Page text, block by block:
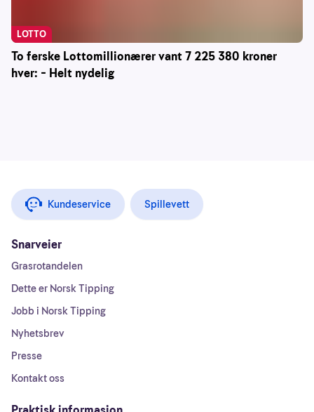
To ferske Lottomillionærer vant 7 225 380 kroner
hver: – Helt nydelig
LOTTO
Kundeservice Spillevett
Snarveier
Grasrotandelen
Dette er Norsk Tipping
Jobb i Norsk Tipping
Nyhetsbrev
Presse
Kontakt oss